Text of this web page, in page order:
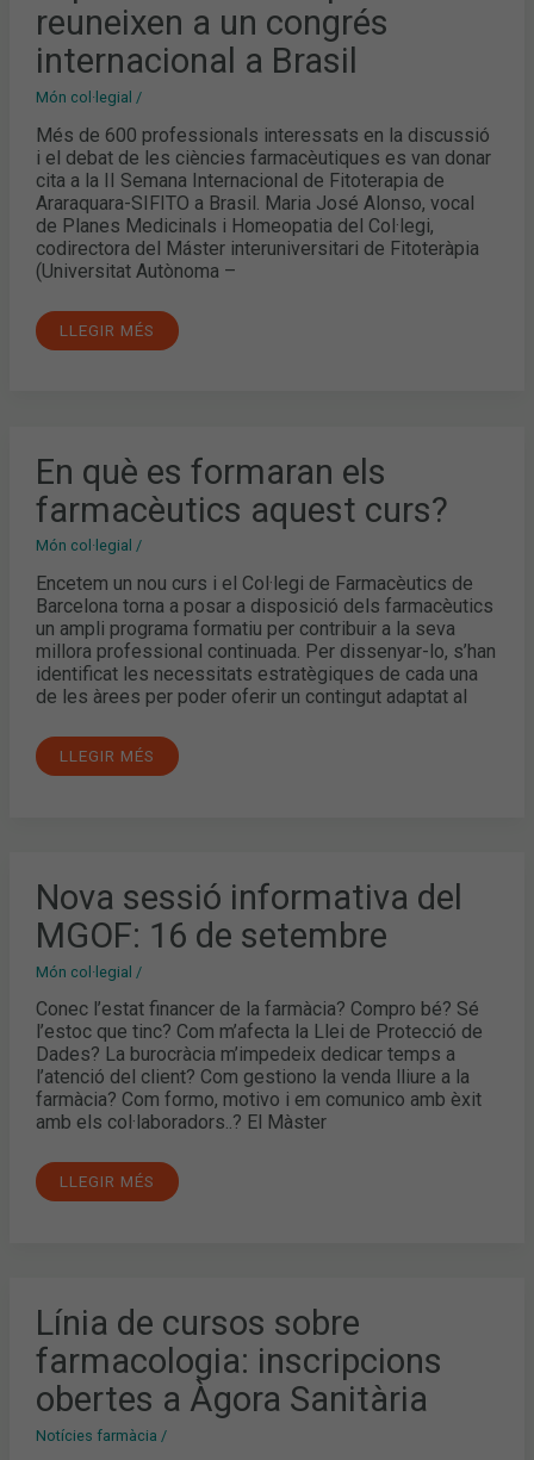
reuneixen a un congrés
internacional a Brasil
Món col·legial /
Més de 600 professionals interessats en la discussió
i el debat de les ciències farmacèutiques es van donar
cita a la II Semana Internacional de Fitoterapia de
Araraquara-SIFITO a Brasil. Maria José Alonso, vocal
de Planes Medicinals i Homeopatia del Col·legi,
codirectora del Máster interuniversitari de Fitoteràpia
(Universitat Autònoma –
ES
REUNEIXEN
A
UN
INTERNACIONAL
BRASIL
LLEGIR MÉS
En què es formaran els
farmacèutics aquest curs?
Món col·legial /
Encetem un nou curs i el Col·legi de Farmacèutics de
Barcelona torna a posar a disposició dels farmacèutics
un ampli programa formatiu per contribuir a la seva
millora professional continuada. Per dissenyar-lo, s’han
identificat les necessitats estratègiques de cada una
de les àrees per poder oferir un contingut adaptat al
QUÈ
ES
FORMARAN
ELS
FARMACÈUTICS
AQUEST
LLEGIR MÉS
Nova sessió informativa del
MGOF: 16 de setembre
Món col·legial /
Conec l’estat financer de la farmàcia? Compro bé? Sé
l’estoc que tinc? Com m’afecta la Llei de Protecció de
Dades? La burocràcia m’impedeix dedicar temps a
l’atenció del client? Com gestiono la venda lliure a la
farmàcia? Com formo, motivo i em comunico amb èxit
amb els col·laboradors..? El Màster
SESSIÓ
INFORMATIVA
DEL
MGOF:
DE
LLEGIR MÉS
Línia de cursos sobre
farmacologia: inscripcions
obertes a Àgora Sanitària
Notícies farmàcia /
LÍNIA
DE
CURSOS
SOBRE
FARMACOLOGIA:
INSCRIPCIONS
OBERTES
ÀGORA